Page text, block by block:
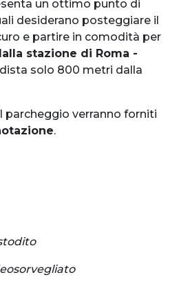
un ottimo punto di
desiderano posteggiare il
e partire in comodità per
stazione di Roma -
dista solo 800 metri dalla
parcheggio verranno forniti
.